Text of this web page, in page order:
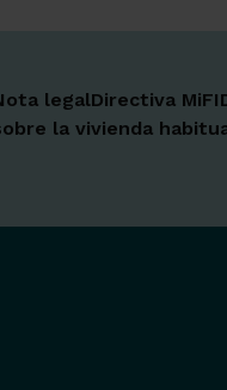
legalDirectiva
la vivienda